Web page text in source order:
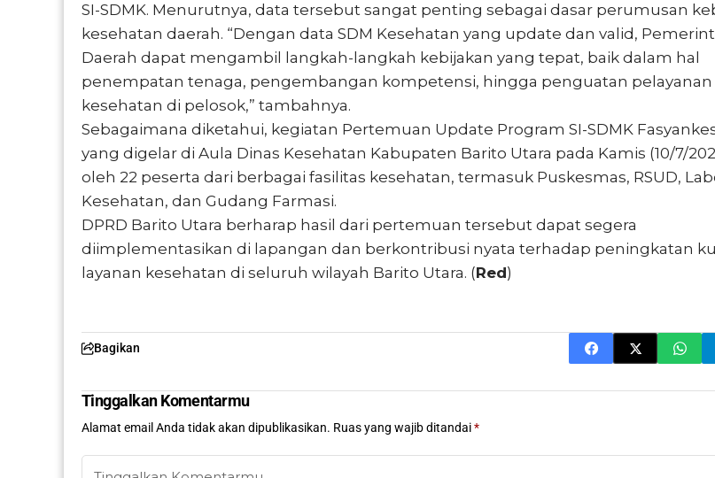
SI-SDMK. Menurutnya, data tersebut sangat penting sebagai dasar perumusan
kesehatan daerah. “Dengan data SDM Kesehatan yang update dan valid,
Daerah dapat mengambil langkah-langkah kebijakan yang tepat, baik dalam hal
penempatan tenaga, pengembangan kompetensi, hingga penguatan pelayanan
kesehatan di pelosok,” tambahnya.
Sebagaimana diketahui, kegiatan Pertemuan Update Program SI-SDMK
yang digelar di Aula Dinas Kesehatan Kabupaten Barito Utara pada Kamis (10/7/
oleh 22 peserta dari berbagai fasilitas kesehatan, termasuk Puskesmas, RSUD,
Kesehatan, dan Gudang Farmasi.
DPRD Barito Utara berharap hasil dari pertemuan tersebut dapat segera
diimplementasikan di lapangan dan berkontribusi nyata terhadap peningkatan
layanan kesehatan di seluruh wilayah Barito Utara. (Red)
Bagikan
Tinggalkan Komentarmu
Alamat email Anda tidak akan dipublikasikan. Ruas yang wajib ditandai*